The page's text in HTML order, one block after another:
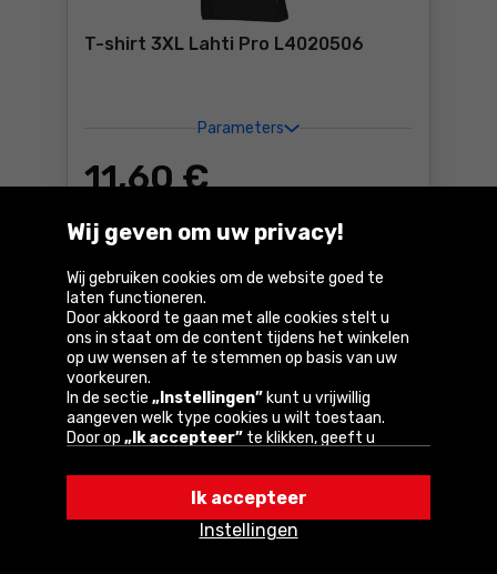
T-shirt 3XL Lahti Pro L4020506
Parameters
11,60 €
Beschikbaar: > 10 st.
Bij u binnen3 dagen
GRATISlevering
T-shirt 3XL Lahti Pro
Vergelijk
Wij geven om uw privacy!
Wij gebruiken cookies om de website goed te
laten functioneren.
Door akkoord te gaan met alle cookies stelt u
ons in staat om de content tijdens het winkelen
op uw wensen af te stemmen op basis van uw
voorkeuren.
In de sectie „Instellingen” kunt u vrijwillig
aangeven welk type cookies u wilt toestaan.
Door op „Ik accepteer” te klikken, geeft u
volgens de instellingen van uw browser.
U kunt uw keuze te allen tijde wijzigen door op
„Instellingen”in het cookiebeleid te klikken.
Een van onze partners is Google.
Instellingen
Ik accepteer